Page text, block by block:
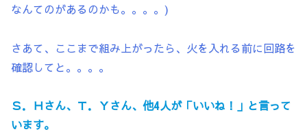
なんてのがあるのかも。。。。)
さあて、ここまで組み上がったら、火を入れる前に回路を
確認してと。。。。
Ｓ．Ｈさん、Ｔ．Ｙさん、他4人が「いいね！」と言って
います。